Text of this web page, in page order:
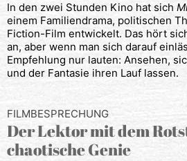
In den zwei Stunden Kino hat sich
einem Familiendrama, politischen
Fiction-Film entwickelt. Das hört
an, aber wenn man sich darauf
Empfehlung nur lauten: Ansehen,
und der Fantasie ihren Lauf lassen.
FILMBESPRECHUNG
Der Lektor mit dem
chaotische Genie